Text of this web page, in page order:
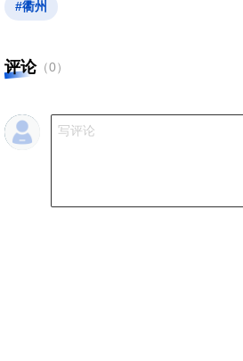
#衢州
评论（0）